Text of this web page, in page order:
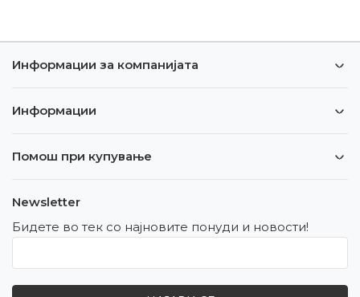
Информации за компанијата
Информации
Помош при купување
Newsletter
Бидете во тек со најновите понуди и новости!